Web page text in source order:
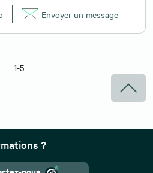
Envoyer un message
1-5
?